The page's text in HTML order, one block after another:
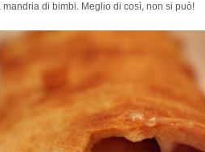
di bimbi. Meglio di così, non si può!